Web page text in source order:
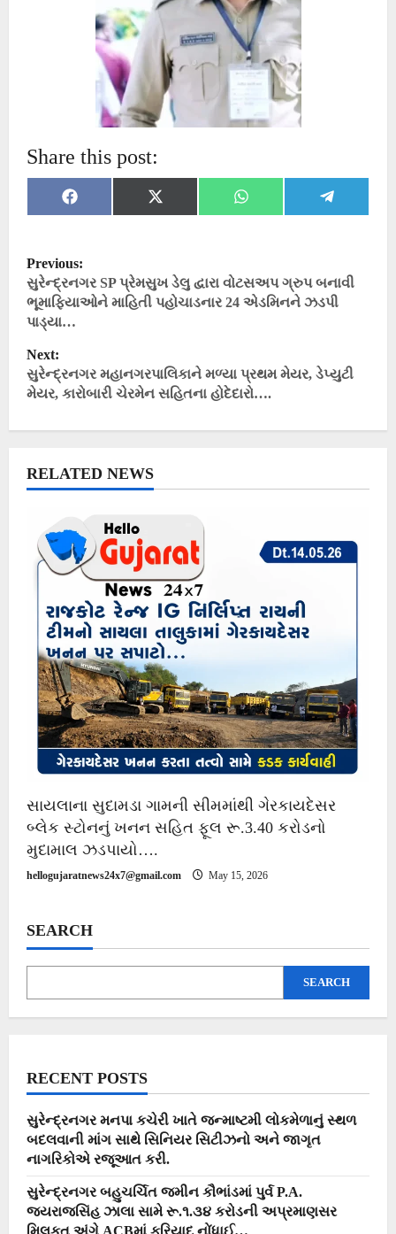
Share this post:
Share
on
Facebook
Share
on
X
(Twitter)
Share
on
WhatsApp
Share
on
P
o
s
t
n
a
v
g
Previous:
સુરેન્દ્રનગર SP પ્રેમસુખ ડેલુ દ્વારા વોટસઅપ ગ્રુપ બનાવી
ભૂમાફિયાઓને માહિતી પહોચાડનાર 24 એડમિનને ઝડપી
પાડ્યા…
Next:
સુરેન્દ્રનગર મહાનગરપાલિકાને મળ્યા પ્રથમ મેયર, ડેપ્યુટી
મેયર, કારોબારી ચેરમેન સહિતના હોદેદારો….
RELATED NEWS
સાયલાના સુદામડા ગામની સીમમાંથી ગેરકાયદેસર
બ્લેક સ્ટોનનું ખનન સહિત ફૂલ રૂ.3.40 કરોડનો
મુદામાલ ઝડપાયો….
hellogujaratnews24x7@gmail.com May 15, 2026
SEARCH
SEARCH
RECENT POSTS
સુરેન્દ્રનગર મનપા કચેરી ખાતે જન્માષ્ટમી લોકમેળાનું સ્થળ
બદલવાની માંગ સાથે સિનિયર સિટીઝનો અને જાગૃત
નાગરિકોએ રજૂઆત કરી.
સુરેન્દ્રનગર બહુચર્ચિત જમીન કૌભાંડમાં પુર્વ P.A.
જયરાજસિંહ ઝાલા સામે રૂ.૧.૩૪ કરોડની અપ્રમાણસર